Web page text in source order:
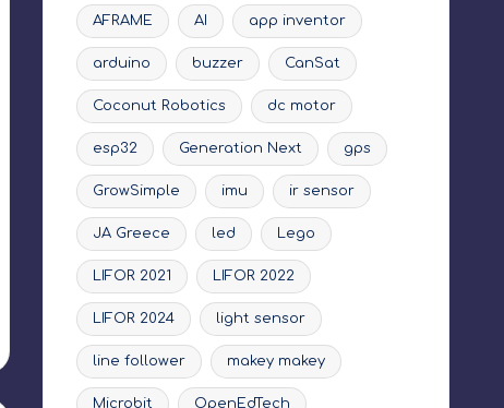
AFRAME AI app inventor
arduino buzzer CanSat
Coconut Robotics dc motor
esp32 Generation Next gps
GrowSimple imu ir sensor
JA Greece led Lego
LIFOR 2021 LIFOR 2022
LIFOR 2024 light sensor
line follower makey makey
Microbit OpenEdTech